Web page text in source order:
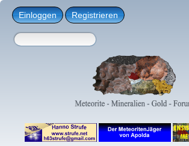
Einloggen Registrieren